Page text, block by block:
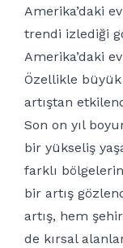
Amerika’daki
trendi izlediği
Amerika’daki
Özellikle
artıştan
Son on yıl
bir yükseliş
farklı
bir artış
artış, hem
de kırsal